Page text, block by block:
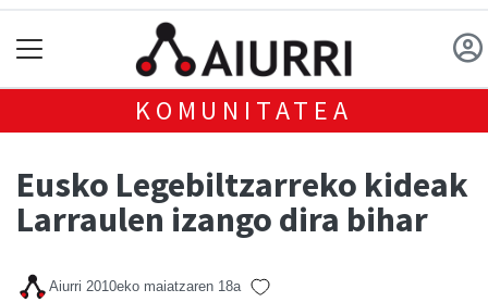
KOMUNITATEA
Eusko Legebiltzarreko kideak
Larraulen izango dira bihar
Aiurri 2010eko maiatzaren 18a